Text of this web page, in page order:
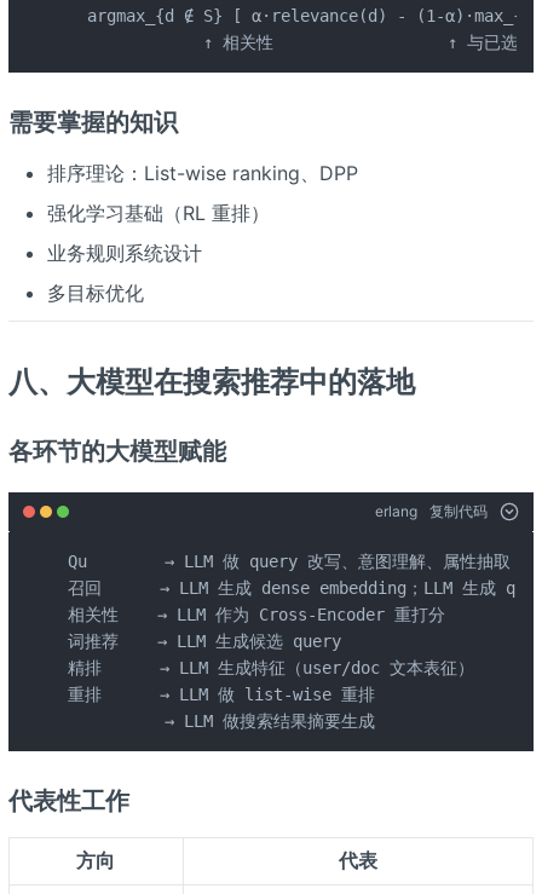
argmax_{d ∉ S} [ α·relevance(d) - (1-
↑ 相关性                  ↑ 与已选的
需要掌握的知识
排序理论：List-wise ranking、DPP
强化学习基础（RL 重排）
业务规则系统设计
多目标优化
八、大模型在搜索推荐中的落地
各环节的大模型赋能
erlang 复制代码
Qu        → LLM 做 query 改写、意图理解、属性抽取
召回      → LLM 生成 dense embedding；LLM 生成
相关性    → LLM 作为 Cross-Encoder 重打分
词推荐    → LLM 生成候选 query
精排      → LLM 生成特征（user/doc 文本表征）
重排      → LLM 做 list-wise 重排
          → LLM 做搜索结果摘要生成
代表性工作
方向 代表